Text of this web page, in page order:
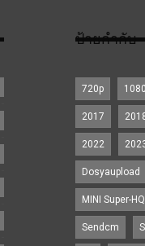
ป้ายกำกับ
720p
2017
2022
Dosyaupload
MINI Super-HQ
Sendcm